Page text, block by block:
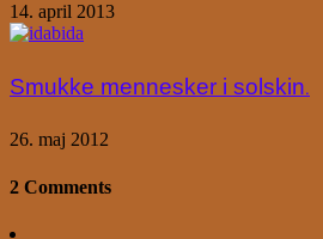
14. april 2013
Smukke mennesker i solskin.
26. maj 2012
2 Comments